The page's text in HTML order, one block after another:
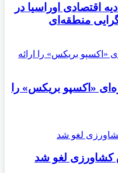
اقتصادی اوراسیا در
منطقه‌ای
«اکسپو بریکس» را
کشاورزی لغو شد